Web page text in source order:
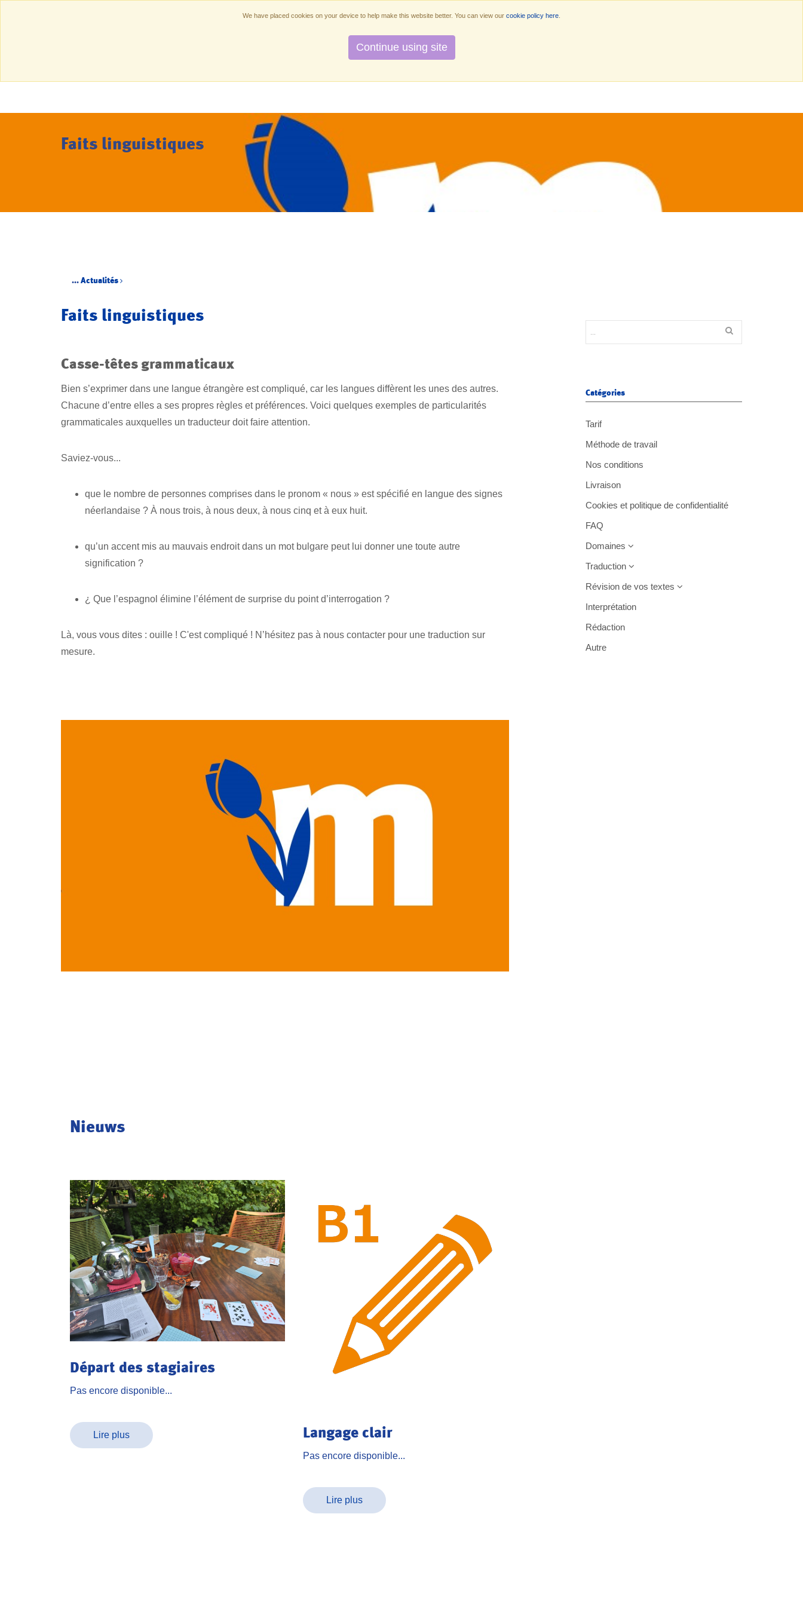
Nos services Qui sommes-nous ?
Faits linguistiques
...Actualités
Faits linguistiques
Casse-têtes grammaticaux
Bien s’exprimer dans une langue étrangère est compliqué, car les langues diffèrent les unes des autres.
Chacune d’entre elles a ses propres règles et préférences. Voici quelques exemples de particularités
grammaticales auxquelles un traducteur doit faire attention.
Saviez-vous...
que le nombre de personnes comprises dans le pronom « nous » est spécifié en langue des signes
néerlandaise ? À nous trois, à nous deux, à nous cinq et à eux huit.
qu’un accent mis au mauvais endroit dans un mot bulgare peut lui donner une toute autre
signification ?
¿ Que l’espagnol élimine l’élément de surprise du point d’interrogation ?
Là, vous vous dites : ouille ! C'est compliqué ! N’hésitez pas à nous contacter pour une traduction sur
mesure.
Nieuws
Départ des stagiaires
Pas encore disponible...
Lire plus Langage clair
Pas encore disponible...
Lire plus
Catégories
Tarif
Méthode de travail
Nos conditions
Livraison
Cookies et politique de confidentialité
FAQ
Domaines
Traduction
Révision de vos textes
Interprétation
Rédaction
Autre
We have placed cookies on your device to help make this website better. You can view our cookie policy here
Continue using site